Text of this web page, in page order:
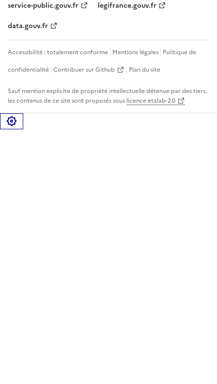
service-public.gouv.fr
legifrance.gouv.fr
data.gouv.fr
Accessibilité : totalement conforme Mentions légales Politique de
confidentialité Contribuer sur Github Plan du site
Sauf mention explicite de propriété intellectuelle détenue par des tiers,
les contenus de ce site sont proposés sous licence etalab-2.0
Gérer les cookies